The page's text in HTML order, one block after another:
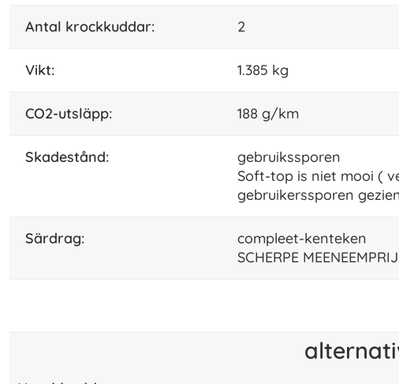
antal krockkuddar: 2
vikt: 1.385 kg
CO2-utsläpp: 188 g/km
skadestånd:
gebruikssporen
Soft-top is niet mooi (
gebruikerssporen
särdrag:
compleet-kenteken
SCHERPE